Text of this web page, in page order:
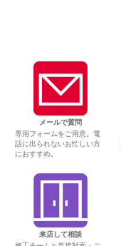
メールで質問
専用フォームをご用意。電
話に出られないお忙しい方
におすすめ。
来店して相談